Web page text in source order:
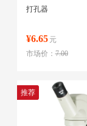
打孔器
¥6.65 元
市场价：7.00
推荐